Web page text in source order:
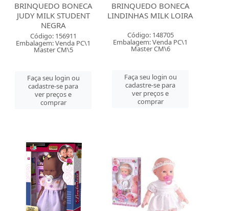
BRINQUEDO BONECA
JUDY MILK STUDENT
NEGRA
Código: 156911
Embalagem: Venda PC\1
Master CM\5
Faça seu login ou
cadastre-se para
ver preços e
comprar
BRINQUEDO BONECA
LINDINHAS MILK LOIRA
Código: 148705
Embalagem: Venda PC\1
Master CM\6
Faça seu login ou
cadastre-se para
ver preços e
comprar